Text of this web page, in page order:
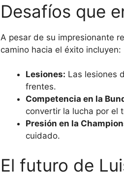
Desafíos que
A pesar de su impresionante
camino hacia el éxito incluyen:
Lesiones: Las lesiones
frentes.
Competencia en la
convertir la lucha por el
Presión en la
cuidado.
El futuro de